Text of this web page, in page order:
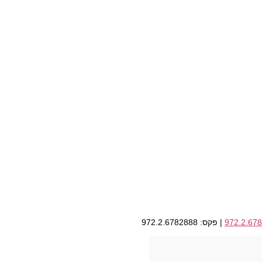
| פקס: 972.2.6782888